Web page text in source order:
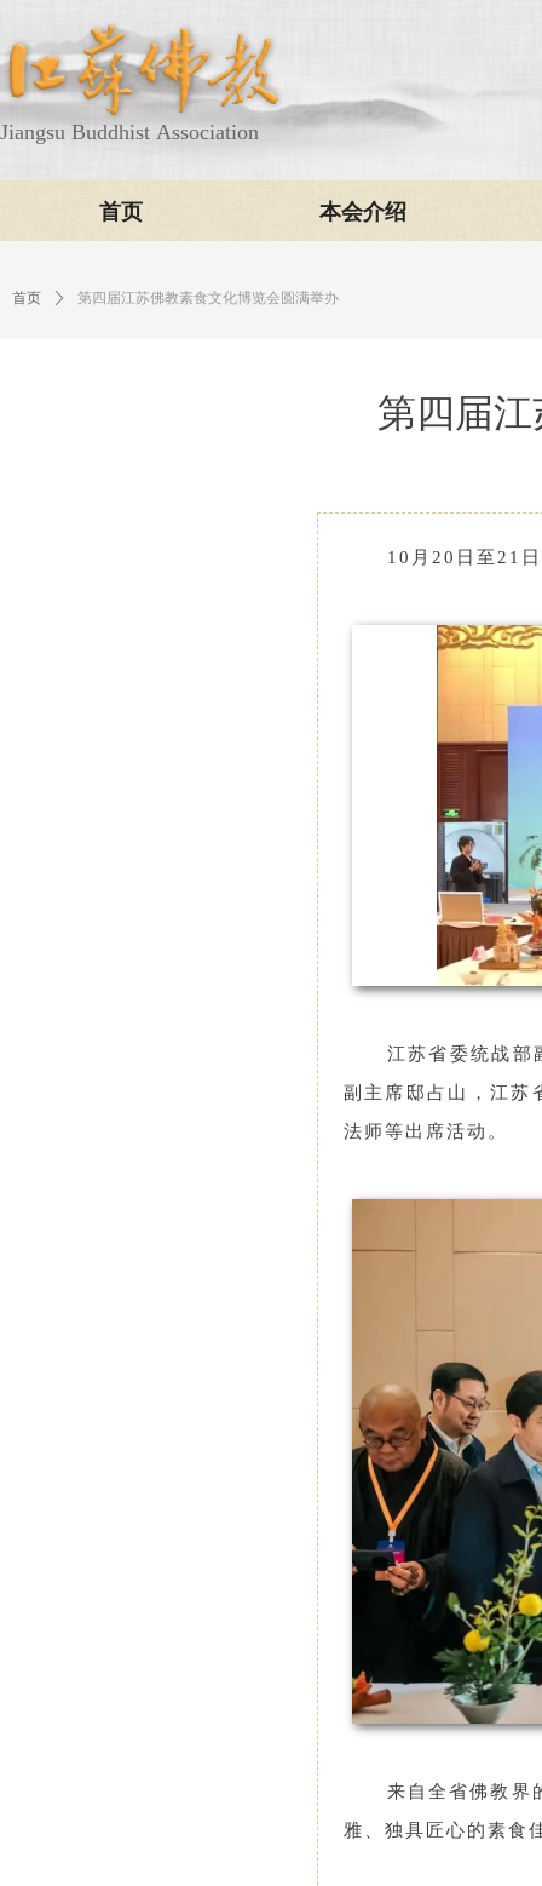
Jiangsu Buddhist Association
首页 本会介绍
10月20日至21
江苏省委统战部
副主席邸占山，江苏
法师等出席活动。
来自全省佛教界
雅、独具匠心的素食
第四届
首页 ꄲ 第四届江苏佛教素食文化博览会圆满举办